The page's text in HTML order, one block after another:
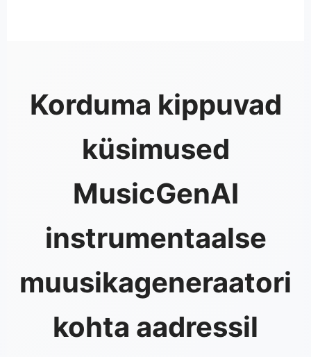
Korduma kippuvad
küsimused
MusicGenAI
instrumentaalse
muusikageneraatori
kohta aadressil